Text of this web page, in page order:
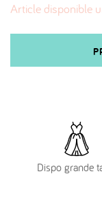
Article disponible
Dispo grande